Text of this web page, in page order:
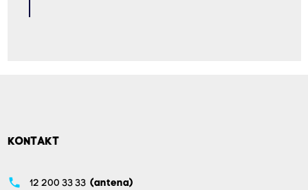
KONTAKT
phone 12 200 33 33 (antena)